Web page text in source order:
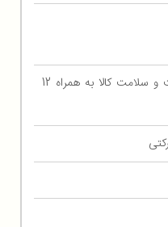
با ضمانت اصالت و سلامت کالا به همراه 12